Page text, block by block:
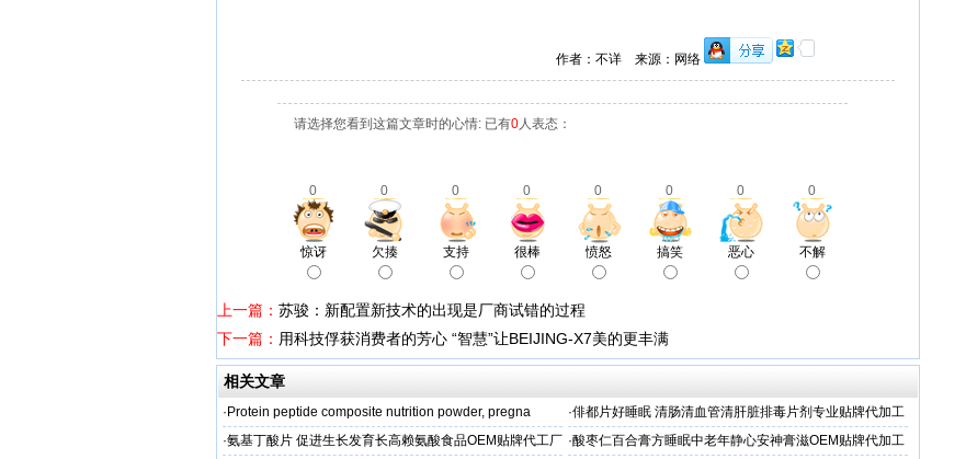
作者：不详 来源：网络
请选择您看到这篇文章时的心情: 已有0人表态：
0 0 0 0 0 0 0 0
惊讶 欠揍 支持 很棒 愤怒 搞笑 恶心 不解
上一篇： 苏骏：新配置新技术的出现是厂商试错的过程
下一篇： 用科技俘获消费者的芳心 “智慧”让BEIJING-X7美的更丰满
相关文章
· Protein peptide composite nutrition powder, pregna ·俳都片好睡眠 清肠清血管清肝脏排毒片剂专业贴牌代加工
·氨基丁酸片 促进生长发育长高赖氨酸食品OEM贴牌代工厂 ·酸枣仁百合膏方睡眠中老年静心安神膏滋OEM贴牌代加工